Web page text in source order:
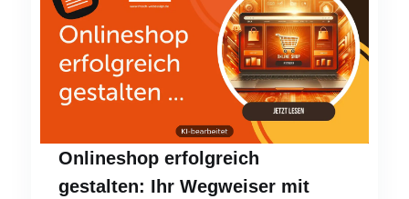
Onlineshop erfolgreich
gestalten: Ihr Wegweiser mit